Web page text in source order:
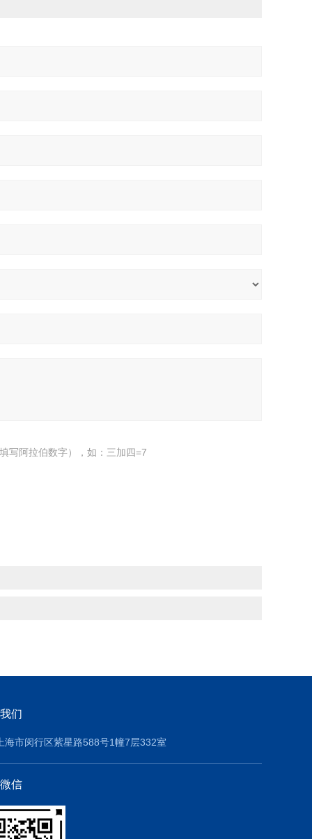
写阿拉伯数字），如：三加四=7
们
上海市闵行区紫星路588号1幢7层332室
信